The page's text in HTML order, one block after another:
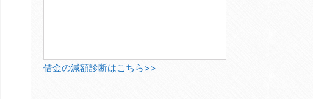
借金の減額診断はこちら>>